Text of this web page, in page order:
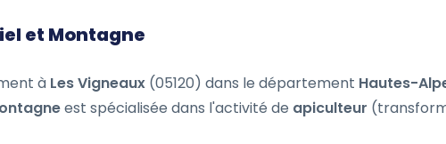
et Montagne
à Les Vigneaux (05120) dans le département Hautes-
est spécialisée dans l'activité de apiculteur